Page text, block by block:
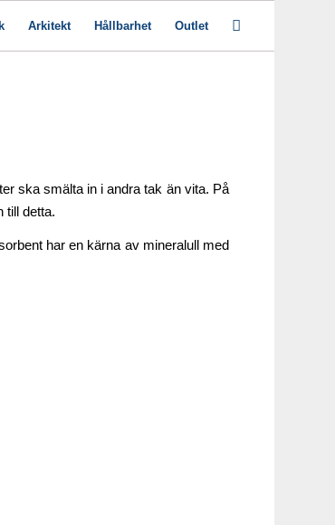
Arkitekt Hållbarhet Outlet
ska smälta in i andra tak än vita. På
till detta.
har en kärna av mineralull med